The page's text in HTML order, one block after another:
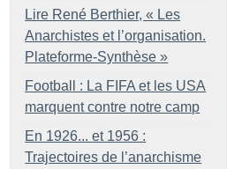
Lire René Berthier, « Les
Anarchistes et l’organisation.
Plateforme-Synthèse »
Football : La FIFA et les USA
marquent contre notre camp
En 1926... et 1956 :
Trajectoires de l’anarchisme